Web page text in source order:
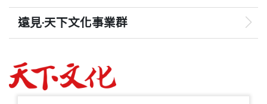
遠見‧天下文化事業群
哈佛商業評論